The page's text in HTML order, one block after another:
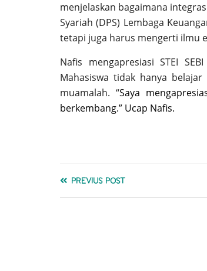
menjelaskan bagaimana
Syariah (DPS) Lembaga
tetapi juga harus mengerti ilmu
Nafis mengapresiasi STEI
Mahasiswa tidak hanya
muamalah. “Saya
berkembang.” Ucap Nafis.
PREVIUS POST